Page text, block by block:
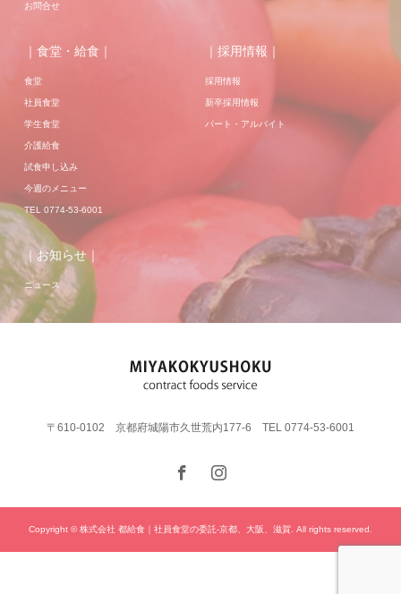
お問合せ
｜食堂・給食｜
食堂
社員食堂
学生食堂
介護給食
試食申し込み
今週のメニュー
TEL 0774-53-6001
｜採用情報｜
採用情報
新卒採用情報
パート・アルバイト
｜お知らせ｜
ニュース
〒610-0102 京都府城陽市久世荒内177-6 TEL 0774-53-6001
Copyright © 株式会社 都給食｜社員食堂の委託-京都、大阪、滋賀. All rights reserved.